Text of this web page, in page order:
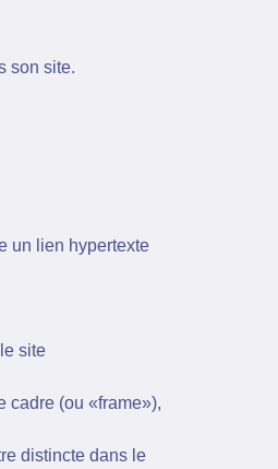
son site.
un lien hypertexte
site
cadre (ou «frame»),
distincte dans le